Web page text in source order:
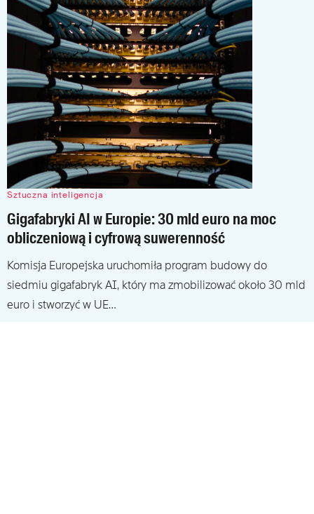
Sztuczna inteligencja
Gigafabryki AI w Europie: 30 mld euro na moc
obliczeniową i cyfrową suwerenność
Komisja Europejska uruchomiła program budowy do
siedmiu gigafabryk AI, który ma zmobilizować około 30 mld
euro i stworzyć w UE…